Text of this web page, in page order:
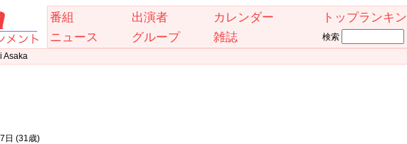
番組 出演者 カレンダー
トップランキ
ニュース
グループ 雑誌
検索
Asaka
日 (31歳)